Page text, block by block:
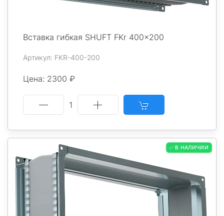
Вставка гибкая SHUFT FKr 400x200
Артикул: FKR-400-200
Цена: 2300 ₽
1
✅ В НАЛИЧИИ